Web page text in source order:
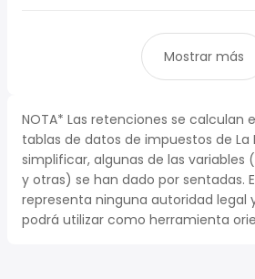
Mostrar más
NOTA* Las retenciones se calculan
tablas de datos de impuestos de La
simplificar, algunas de las variables
y otras) se han dado por sentadas.
representa ninguna autoridad legal
podrá utilizar como herramienta